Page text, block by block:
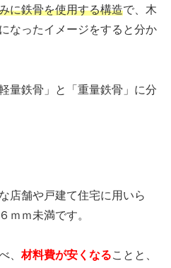
に鉄骨を使用する構造で、木
なったイメージをすると分か
量鉄骨」と「重量鉄骨」に分
店舗や戸建て住宅に用いら
ｍｍ未満です。
、材料費が安くなることと、